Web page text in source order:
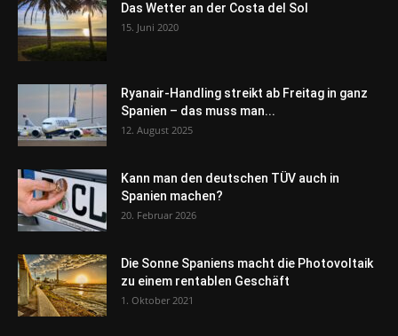
Das Wetter an der Costa del Sol
15. Juni 2020
Ryanair-Handling streikt ab Freitag in ganz
Spanien – das muss man...
12. August 2025
Kann man den deutschen TÜV auch in
Spanien machen?
20. Februar 2026
Die Sonne Spaniens macht die Photovoltaik
zu einem rentablen Geschäft
1. Oktober 2021